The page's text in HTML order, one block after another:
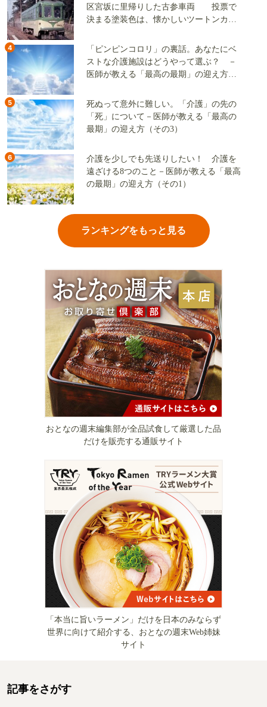
区宮坂に里帰りした古参車両 投票で
決まる塗装色は、懐かしいツートンカラ
4
「ピンピンコロリ」の裏話。あなたにベ
ストな介護施設はどうやって選ぶ？ －
医師が教える「最高の最期」の迎え方
5
死ぬって意外に難しい。「介護」の先の
「死」について－医師が教える「最高の
最期」の迎え方（その3）
6
介護を少しでも先送りしたい！ 介護を
遠ざける8つのこと－医師が教える「最高
の最期」の迎え方（その1）
ランキングをもっと見る
おとなの週末編集部が全品試食して厳選した品
だけを販売する通販サイト
「本当に旨いラーメン」だけを日本のみならず
世界に向けて紹介する、おとなの週末Web姉妹
サイト
記事をさがす